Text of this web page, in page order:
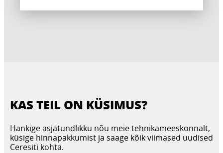
KAS TEIL ON KÜSIMUS?
Hankige asjatundlikku nõu meie tehnikameeskonnalt,
küsige hinnapakkumist ja saage kõik viimased uudised
Ceresiti kohta.